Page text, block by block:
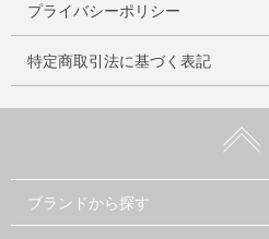
プライバシーポリシー
特定商取引法に基づく表記
ブランドから探す